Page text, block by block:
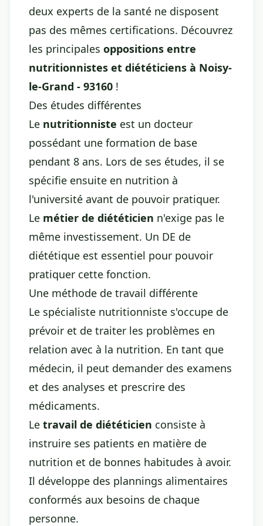
deux experts de la santé ne disposent
pas des mêmes certifications. Découvrez
les principales oppositions entre
nutritionnistes et diététiciens à Noisy-
le-Grand - 93160 !
Des études différentes
Le nutritionniste est un docteur
possédant une formation de base
pendant 8 ans. Lors de ses études, il se
spécifie ensuite en nutrition à
l'université avant de pouvoir pratiquer.
Le métier de diététicien n'exige pas le
même investissement. Un DE de
diététique est essentiel pour pouvoir
pratiquer cette fonction.
Une méthode de travail différente
Le spécialiste nutritionniste s'occupe de
prévoir et de traiter les problèmes en
relation avec à la nutrition. En tant que
médecin, il peut demander des examens
et des analyses et prescrire des
médicaments.
Le travail de diététicien consiste à
instruire ses patients en matière de
nutrition et de bonnes habitudes à avoir.
Il développe des plannings alimentaires
conformés aux besoins de chaque
personne.